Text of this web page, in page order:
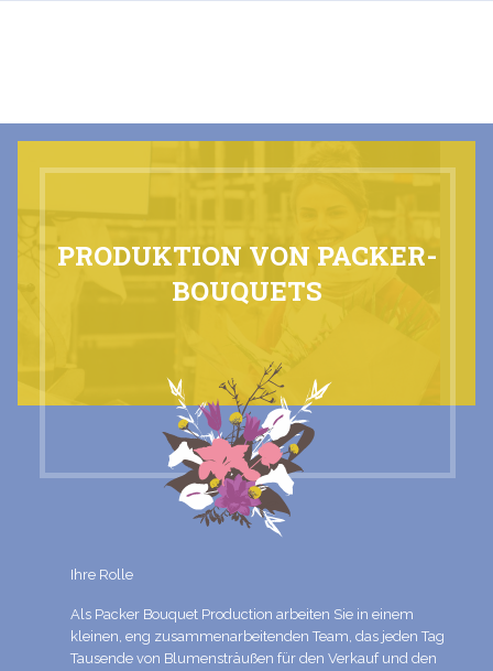
DE-CH
PRODUKTION VON PACKER-
BOUQUETS
Ihre Rolle
Als Packer Bouquet Production arbeiten Sie in einem
kleinen, eng zusammenarbeitenden Team, das jeden Tag
Tausende von Blumensträußen für den Verkauf und den